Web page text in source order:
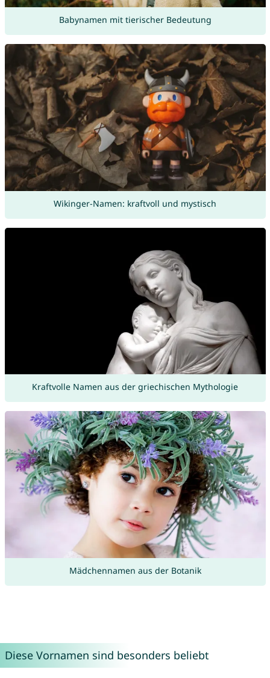
Babynamen mit tierischer Bedeutung
Wikinger-Namen: kraftvoll und mystisch
Kraftvolle Namen aus der griechischen Mythologie
Mädchennamen aus der Botanik
Diese Vornamen sind besonders beliebt